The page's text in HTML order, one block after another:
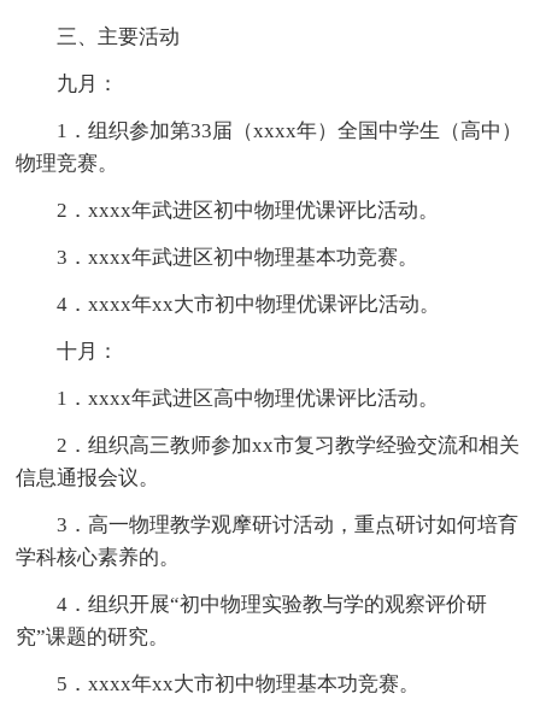
三、主要活动
九月：
1．组织参加第33届（xxxx年）全国中学生（高中）
物理竞赛。
2．xxxx年武进区初中物理优课评比活动。
3．xxxx年武进区初中物理基本功竞赛。
4．xxxx年xx大市初中物理优课评比活动。
十月：
1．xxxx年武进区高中物理优课评比活动。
2．组织高三教师参加xx市复习教学经验交流和相关
信息通报会议。
3．高一物理教学观摩研讨活动，重点研讨如何培育
学科核心素养的。
4．组织开展“初中物理实验教与学的观察评价研
究”课题的研究。
5．xxxx年xx大市初中物理基本功竞赛。